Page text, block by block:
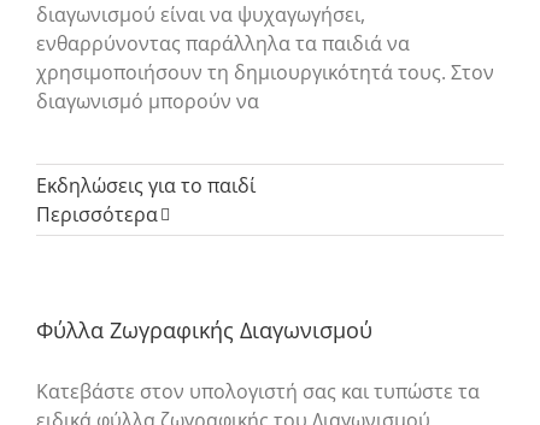
διαγωνισμού είναι να ψυχαγωγήσει,
ενθαρρύνοντας παράλληλα τα παιδιά να
χρησιμοποιήσουν τη δημιουργικότητά τους. Στον
διαγωνισμό μπορούν να
Εκδηλώσεις για το παιδί
Περισσότερα
Φύλλα Ζωγραφικής Διαγωνισμού
Κατεβάστε στον υπολογιστή σας και τυπώστε τα